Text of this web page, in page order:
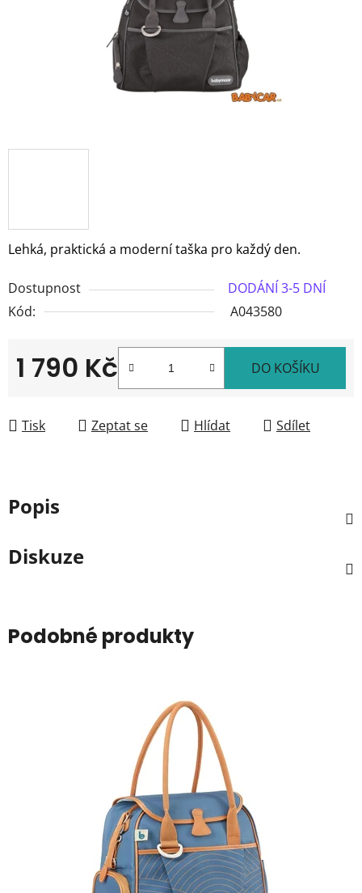
Lehká, praktická a moderní taška pro každý den.
Dostupnost
DODÁNÍ 3-5 DNÍ
Kód:
A043580
1 790 Kč DO KOŠÍKU
Tisk Zeptat se Hlídat Sdílet
Popis
Diskuze
Podobné produkty